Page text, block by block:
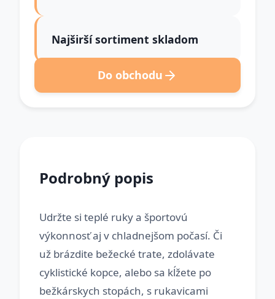
Najširší sortiment skladom
Do obchodu
Podrobný popis
Udržte si teplé ruky a športovú
výkonnosť aj v chladnejšom počasí. Či
už brázdite bežecké trate, zdolávate
cyklistické kopce, alebo sa kĺžete po
bežkárskych stopách, s rukavicami